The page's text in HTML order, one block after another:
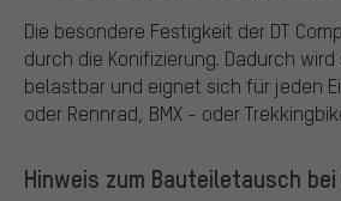
Die besondere Festigkeit der DT
durch die Konifizierung. Dadurch
belastbar und eignet sich für jeden
oder Rennrad, BMX - oder
Hinweis zum Bauteiletausch